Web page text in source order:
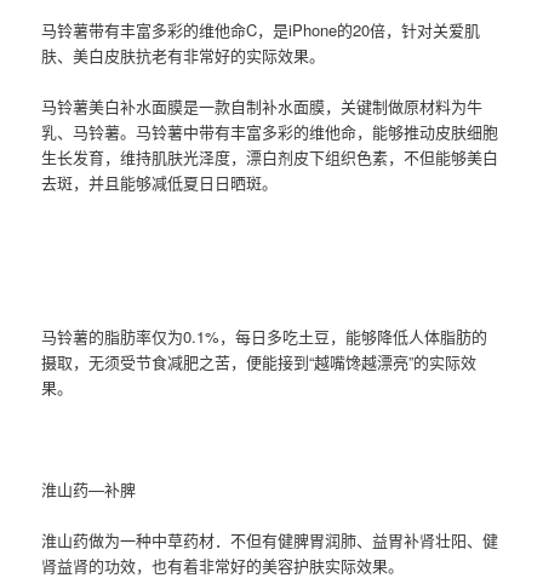
马铃薯带有丰富多彩的维他命C，是iPhone的20倍，针对关爱肌
肤、美白皮肤抗老有非常好的实际效果。
马铃薯美白补水面膜是一款自制补水面膜，关键制做原材料为牛
乳、马铃薯。马铃薯中带有丰富多彩的维他命，能够推动皮肤细胞
生长发育，维持肌肤光泽度，漂白剂皮下组织色素，不但能够美白
去斑，并且能够减低夏日日晒斑。
马铃薯的脂肪率仅为0.1%，每日多吃土豆，能够降低人体脂肪的
摄取，无须受节食减肥之苦，便能接到“越嘴馋越漂亮”的实际效
果。
淮山药—补脾
淮山药做为一种中草药材．不但有健脾胃润肺、益胃补肾壮阳、健
肾益肾的功效，也有着非常好的美容护肤实际效果。